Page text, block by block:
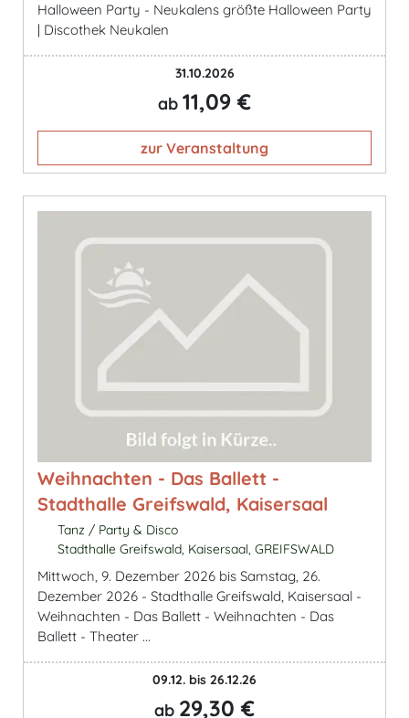
Halloween Party - Neukalens größte Halloween Party
| Discothek Neukalen
31.10.2026
ab 11,09 €
zur Veranstaltung
Weihnachten - Das Ballett -
Stadthalle Greifswald, Kaisersaal
Tanz / Party & Disco
Stadthalle Greifswald, Kaisersaal, GREIFSWALD
Mittwoch, 9. Dezember 2026 bis Samstag, 26.
Dezember 2026 - Stadthalle Greifswald, Kaisersaal -
Weihnachten - Das Ballett - Weihnachten - Das
Ballett - Theater ...
09.12. bis 26.12.26
ab 29,30 €